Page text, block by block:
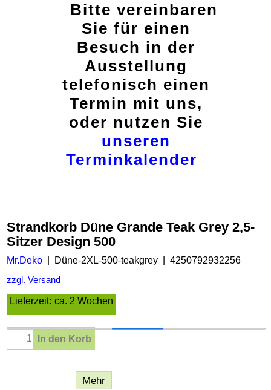
Bitte vereinbaren
Sie für einen
Besuch in der
Ausstellung
telefonisch einen
Termin mit uns,
oder nutzen Sie
unseren
Terminkalender
Strandkorb Düne Grande Teak Grey 2,5-
Sitzer Design 500
Mr.Deko Düne-2XL-500-teakgrey 4250792932256
zzgl. Versand
Lieferzeit: ca. 2 Wochen
In den Korb
Mehr